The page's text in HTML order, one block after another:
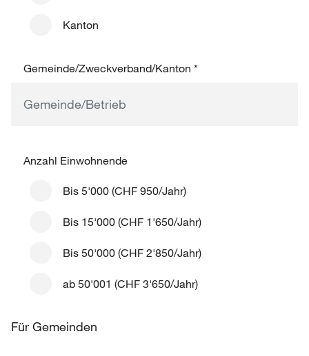
Kanton
Gemeinde/Zweckverband/Kanton *
Anzahl Einwohnende
Bis 5'000 (CHF 950/Jahr)
Bis 15'000 (CHF 1'650/Jahr)
Bis 50'000 (CHF 2'850/Jahr)
ab 50'001 (CHF 3'650/Jahr)
Für Gemeinden